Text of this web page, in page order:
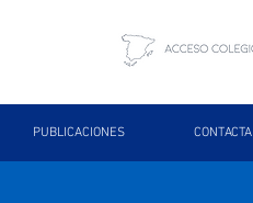
PUBLICACIONES CONTACTA